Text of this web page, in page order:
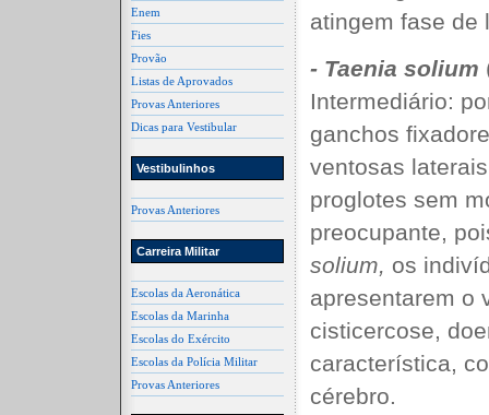
Enem
Fies
Provão
Listas de Aprovados
Provas Anteriores
Dicas para Vestibular
Vestibulinhos
Provas Anteriores
Carreira Militar
Escolas da Aeronática
Escolas da Marinha
Escolas do Exército
Escolas da Polícia Militar
Provas Anteriores
atingem fase de
- Taenia solium
Intermediário:
ganchos
ventosas
proglotes sem
preocupante,
solium, os
apresentarem o
cisticercose,
característica,
cérebro.